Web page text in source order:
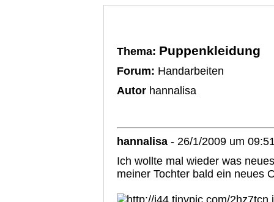
Thema: Puppenkleidung
Forum: Handarbeiten
Autor hannalisa
hannalisa - 26/1/2009 um
Ich wollte mal wieder was
meiner Tochter bald ein neues